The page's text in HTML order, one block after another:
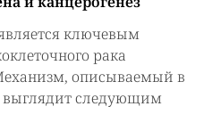
ключевым
рака
описываемый в
выглядит следующим